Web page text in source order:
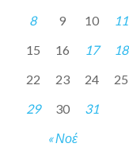
« Νοέ
8
9 10 11
15
16 17 18
22
23 24 25
29
30 31